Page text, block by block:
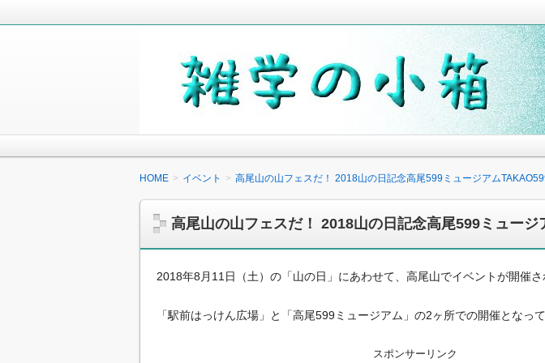
雑学の小箱
毎日の生活の中で気になったことや知っていれば便利なことなどを気
少しでも役に立つことがあれば嬉しく思います。
HOME イベント 高尾山の山フェスだ！ 2018山の日記念高尾599ミュージアム
高尾山の山フェスだ！ 2018山の日記念高尾599ミュー
2018年8月11日（土）の「山の日」にあわせて、高尾山でイベントが開催さ
「駅前はっけん広場」と「高尾599ミュージアム」の2ヶ所での開催となって
スポンサーリンク